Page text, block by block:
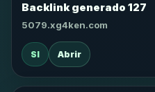
Backlink generado 127
5079.xg4ken.com
SI Abrir